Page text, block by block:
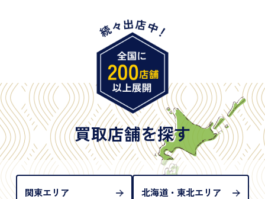
・旧パスポート
※原則として「公的機関が発行し、氏名、住所、生
年月日が記載されているもの
※日本国政府発行のもの
※2020年2月4日以降に申請された新型パスポートに
は「所持人記入欄（住所記載欄）」が存在しないた
め、単体では古物営業法上の本人確認書類として認
められない（住所確認ができないため）。補助書類
が必要となります
買取店舗を探す
関東エリア 北海道・東北エリア